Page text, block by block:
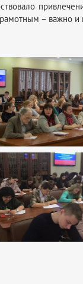
– важно